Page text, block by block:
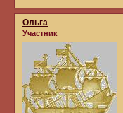
Ольга
Участник